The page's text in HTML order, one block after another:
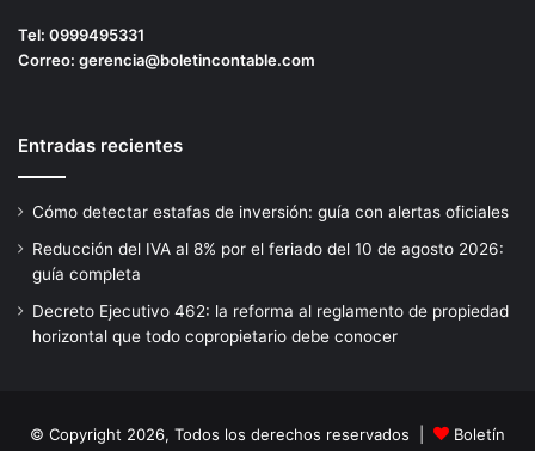
Tel: 0999495331
Correo: gerencia@boletincontable.com
Entradas recientes
Cómo detectar estafas de inversión: guía con alertas oficiales
Reducción del IVA al 8% por el feriado del 10 de agosto 2026:
guía completa
Decreto Ejecutivo 462: la reforma al reglamento de propiedad
horizontal que todo copropietario debe conocer
© Copyright 2026, Todos los derechos reservados | Boletín